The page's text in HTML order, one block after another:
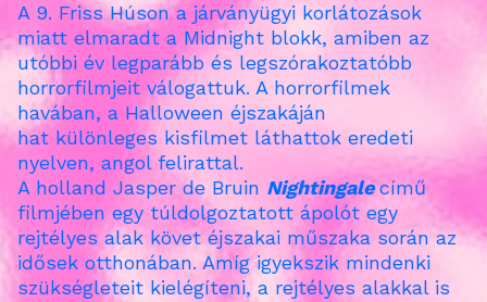
A 9. Friss Húson a járványügyi korlátozások
miatt elmaradt a Midnight blokk, amiben az
utóbbi év legparább és legszórakoztatóbb
horrorfilmjeit válogattuk. A horrorfilmek
havában, a Halloween éjszakáján
hat különleges kisfilmet láthattok eredeti
nyelven, angol felirattal.
A holland Jasper de Bruin Nightingale című
filmjében egy túldolgoztatott ápolót egy
rejtélyes alak követ éjszakai műszaka során az
idősek otthonában. Amíg igyekszik mindenki
szükségleteit kielégíteni, a rejtélyes alakkal is